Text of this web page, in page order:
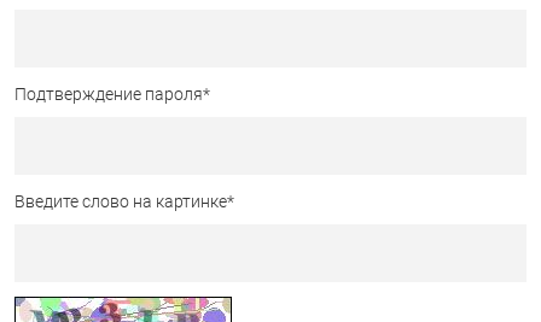
Подтверждение пароля*
Введите слово на картинке*